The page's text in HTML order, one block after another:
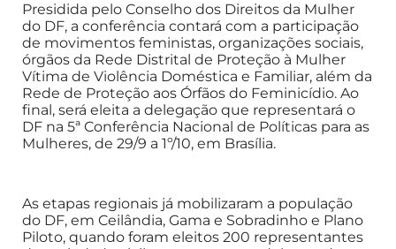
Presidida pelo Conselho dos Direitos da Mulher
do DF, a conferência contará com a participação
de movimentos feministas, organizações sociais,
órgãos da Rede Distrital de Proteção à Mulher
Vítima de Violência Doméstica e Familiar, além da
Rede de Proteção aos Órfãos do Feminicídio. Ao
final, será eleita a delegação que representará o
DF na 5ª Conferência Nacional de Políticas para as
Mulheres, de 29/9 a 1º/10, em Brasília.
As etapas regionais já mobilizaram a população
do DF, em Ceilândia, Gama e Sobradinho e Plano
Piloto, quando foram eleitos 200 representantes